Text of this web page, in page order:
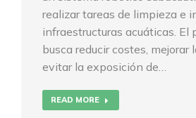
realizar tareas de limpieza e
infraestructuras acuáticas. El
busca reducir costes, mejorar
evitar la exposición de…
READ MORE